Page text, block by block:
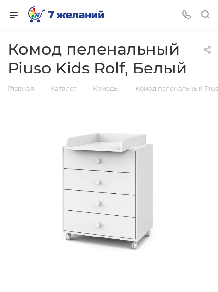
Комод пеленальный
Piuso Kids Rolf, Белый
Главная — Каталог — Комоды — Комод пеленальный